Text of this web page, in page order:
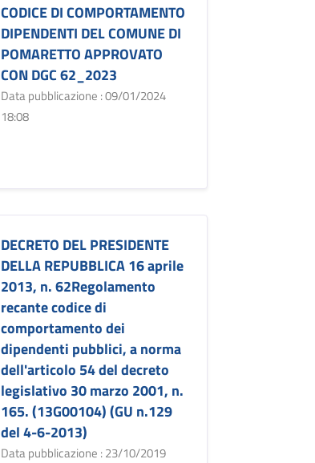
CODICE DI COMPORTAMENTO
DIPENDENTI DEL COMUNE DI
POMARETTO APPROVATO
CON DGC 62_2023
Data pubblicazione : 09/01/2024
18:08
DECRETO DEL PRESIDENTE
DELLA REPUBBLICA 16 aprile
2013, n. 62Regolamento
recante codice di
comportamento dei
dipendenti pubblici, a norma
dell'articolo 54 del decreto
legislativo 30 marzo 2001, n.
165. (13G00104) (GU n.129
del 4-6-2013)
Data pubblicazione : 23/10/2019